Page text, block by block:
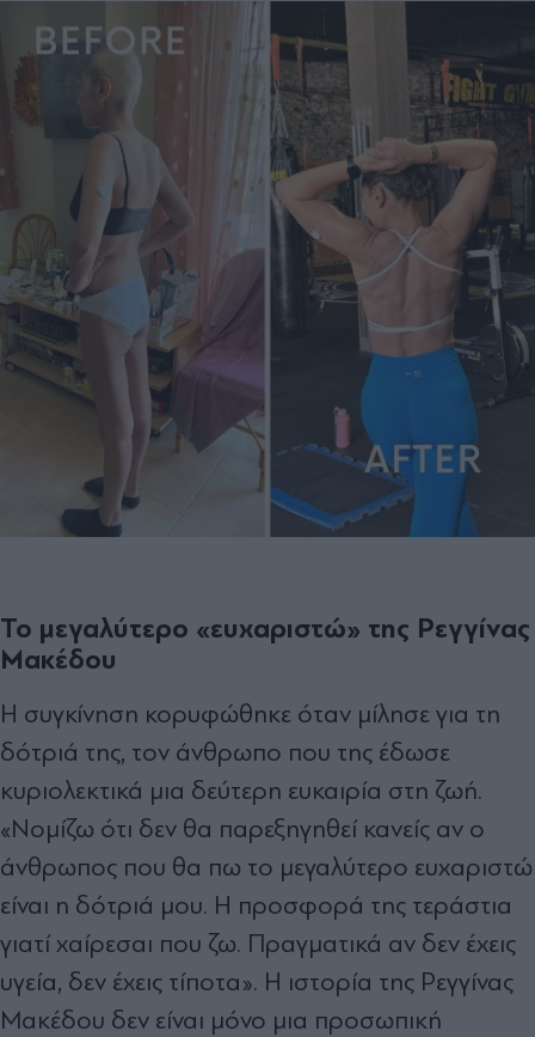
Το μεγαλύτερο «ευχαριστώ» της Ρεγγίνας
Μακέδου
Η συγκίνηση κορυφώθηκε όταν μίλησε για τη
δότριά της, τον άνθρωπο που της έδωσε
κυριολεκτικά μια δεύτερη ευκαιρία στη ζωή.
«Νομίζω ότι δεν θα παρεξηγηθεί κανείς αν ο
άνθρωπος που θα πω το μεγαλύτερο ευχαριστώ
είναι η δότριά μου. Η προσφορά της τεράστια
γιατί χαίρεσαι που ζω. Πραγματικά αν δεν έχεις
υγεία, δεν έχεις τίποτα». Η ιστορία της Ρεγγίνας
Μακέδου δεν είναι μόνο μια προσωπική